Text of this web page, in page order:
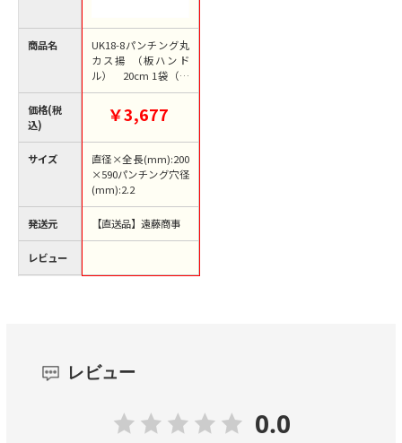
商品名
価格(税
込)
サイズ
発送元
レビュー
UK18-8パンチング丸
カス揚 （板ハンド
ル） 20cm 1袋（ご
注文単位1袋）【直送
品】￥3,677
直径×全長(mm):200
×590パンチング穴径
(mm):2.2
【直送品】遠藤商事
レビュー
0.0